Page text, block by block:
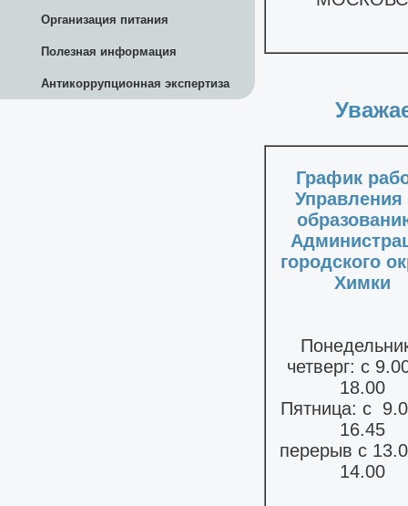
Организация питания
Полезная информация
Антикоррупционная экспертиза